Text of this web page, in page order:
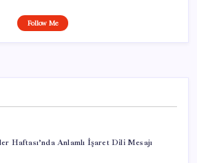
Follow Me
Haftası’nda Anlamlı İşaret Dili Mesajı